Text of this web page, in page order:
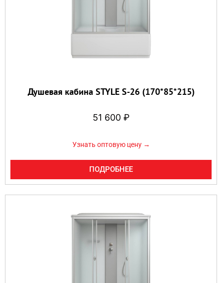
Душевая кабина STYLE S-26 (170*85*215)
51 600 ₽
Узнать оптовую цену →
ПОДРОБНЕЕ